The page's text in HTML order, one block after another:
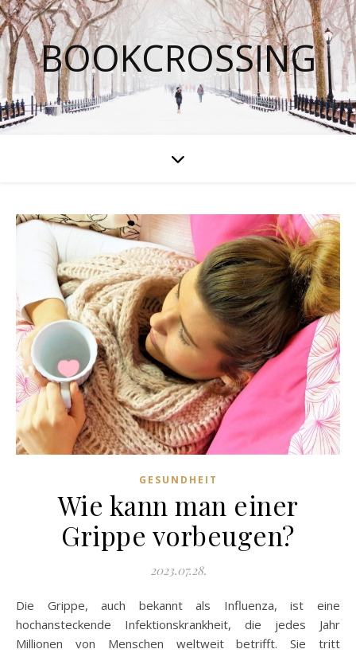
BOOKCROSSING
GESUNDHEIT
Wie kann man einer
Grippe vorbeugen?
2023.07.28.
Die Grippe, auch bekannt als Influenza, ist eine
hochansteckende Infektionskrankheit, die jedes Jahr
Millionen von Menschen weltweit betrifft. Sie tritt